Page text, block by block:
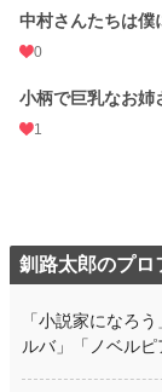
中村さんたちは僕
0
小柄で巨乳なお姉
1
釧路太郎のプロ
「小説家になろ
ルバ」「ノベル